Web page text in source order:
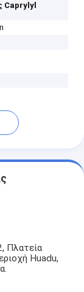
Caprylyl
Πλατεία
Huadu,